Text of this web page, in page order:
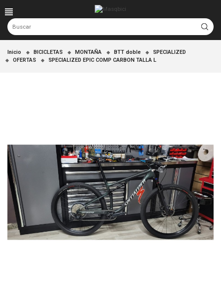
Inicio BICICLETAS MONTAÑA BTT doble
SPECIALIZED
OFERTAS
SPECIALIZED EPIC COMP CARBON TALLA L